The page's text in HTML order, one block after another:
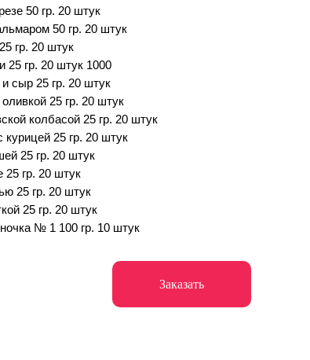
50 гр. 20 штук
50 гр. 20 штук
гр. 20 штук
25 гр. 20 штук 1000
сыр 25 гр. 20 штук
25 гр. 20 штук
колбасой 25 гр. 20 штук
курицей 25 гр. 20 штук
25 гр. 20 штук
25 гр. 20 штук
25 гр. 20 штук
25 гр. 20 штук
№ 1 100 гр. 10 штук
Заказать